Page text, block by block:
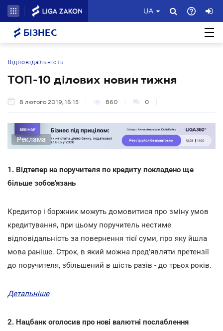
UA
БІЗНЕС
Відповідальність
ТОП-10 ділових новин тижня
8 лютого 2019, 16:15 860 0
Реклама
1. Відтепер на поручителя по кредиту покладено ще
більше зобов'язань
Кредитор і боржник можуть домовитися про зміну умов
кредитування, при цьому поручитель нестиме
відповідальність за повернення тієї суми, про яку йшла
мова раніше. Строк, в який можна пред'являти претензії
до поручителя, збільшений в шість разів - до трьох років.
Детальніше
2. Нацбанк оголосив про нові валютні послаблення